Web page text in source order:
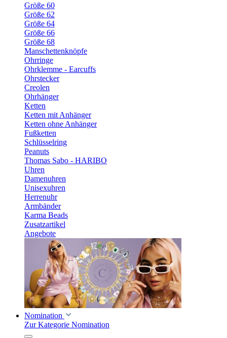
Größe 60
Größe 62
Größe 64
Größe 66
Größe 68
Manschettenknöpfe
Ohrringe
Ohrklemme - Earcuffs
Ohrstecker
Creolen
Ohrhänger
Ketten
Ketten mit Anhänger
Ketten ohne Anhänger
Fußketten
Schlüsselring
Peanuts
Thomas Sabo - HARIBO
Uhren
Damenuhren
Unisexuhren
Herrenuhr
Armbänder
Karma Beads
Zusatzartikel
Angebote
Nomination
Zur Kategorie Nomination